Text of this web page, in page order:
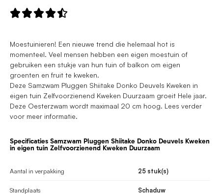

Moestuinieren! Een nieuwe trend die helemaal hot is
momenteel. Veel mensen hebben een eigen moestuin of
gebruiken een stukje van hun tuin of balkon om eigen
groenten en fruit te kweken.
Deze Samzwam Pluggen Shiitake Donko Deuvels Kweken in
eigen tuin Zelfvoorzienend Kweken Duurzaam groeit Hele jaar.
Deze Oesterzwam wordt maximaal 20 cm hoog. Lees verder
voor meer informatie.
Specificaties Samzwam Pluggen Shiitake Donko Deuvels Kweken
in eigen tuin Zelfvoorzienend Kweken Duurzaam
Aantal in verpakking 25 stuk(s)
Standplaats Schaduw